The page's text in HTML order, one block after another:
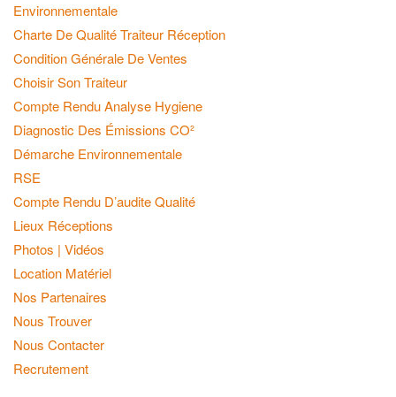
Environnementale
Charte De Qualité Traiteur Réception
Condition Générale De Ventes
Choisir Son Traiteur
Compte Rendu Analyse Hygiene
Diagnostic Des Émissions CO²
Démarche Environnementale
RSE
Compte Rendu D’audite Qualité
Lieux Réceptions
Photos | Vidéos
Location Matériel
Nos Partenaires
Nous Trouver
Nous Contacter
Recrutement